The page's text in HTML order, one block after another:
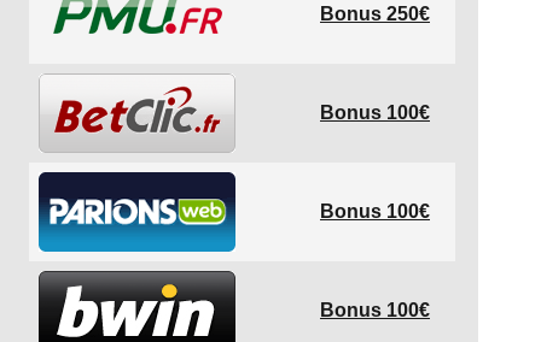
Bonus 250€
Bonus 100€
Bonus 100€
Bonus 100€